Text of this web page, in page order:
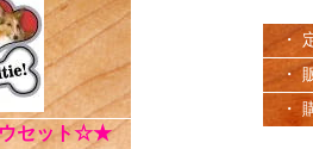
セット☆★
・
・
・